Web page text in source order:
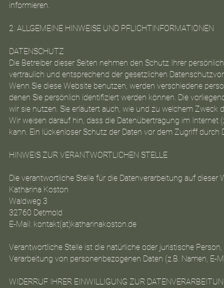
informieren.
2. ALLGEMEINE HINWEISE UND PFLICHTINFORMATIONEN
DATENSCHUTZ
Die Betreiber dieser Seiten nehmen den Schutz Ihrer
vertraulich und entsprechend der gesetzlichen
Wenn Sie diese Website benutzen, werden verschiedene
denen Sie persönlich identifiziert werden können. Die
wir sie nutzen. Sie erläutert auch, wie und zu welchem Zweck
Wir weisen darauf hin, dass die Datenübertragung im
kann. Ein lückenloser Schutz der Daten vor dem Zugriff durch
HINWEIS ZUR VERANTWORTLICHEN STELLE
Die verantwortliche Stelle für die Datenverarbeitung auf dieser
Katharina Koston
Waldweg 3
32760 Detmold
E-Mail: kontakt(at)katharinakoston.de
Verantwortliche Stelle ist die natürliche oder juristische
Verarbeitung von personenbezogenen Daten (z.B. Namen, E-
WIDERRUF IHRER EINWILLIGUNG ZUR